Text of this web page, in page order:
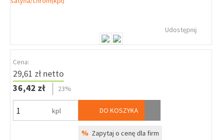
Udostępnij
Cena:
29,61 zł netto
36,42 zł
23%
kpl DO KOSZYKA
% Zapytaj o cenę dla firm